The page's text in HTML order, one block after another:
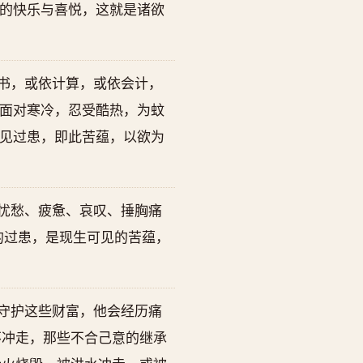
快乐与喜悦，这就是诸欲
或依计算，或依会计，
对寒冷，忍受酷热，为蚊
过患，即此苦蕴，以欲为
愁、疲惫、哀叹、捶胸痛
患，是现生可见的苦蕴，
护这些财富，他会经历痛
走，那些不合己意的继承